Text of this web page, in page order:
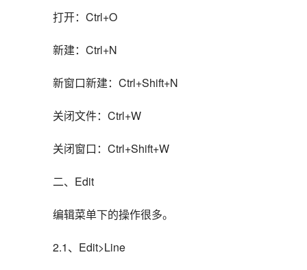
打开：Ctrl+O
新建：Ctrl+N
新窗口新建：Ctrl+Shift+N
关闭文件：Ctrl+W
关闭窗口：Ctrl+Shift+W
二、Edit
编辑菜单下的操作很多。
2.1、Edit>Line